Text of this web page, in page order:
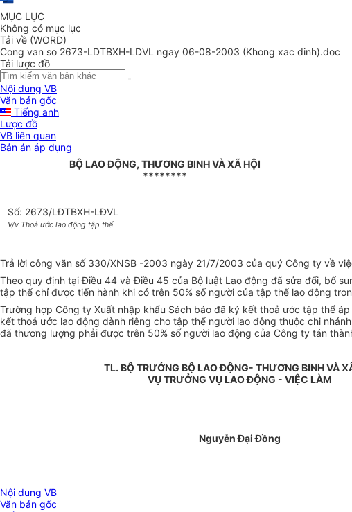
MỤC LỤC
Không có mục lục
Tải về (WORD)
Cong van so 2673-LDTBXH-LDVL ngay 06-08-2003 (Khong xac dinh).doc
Tải lược đồ
Nội dung VB
Văn bản gốc
Tiếng anh
Lược đồ
VB liên quan
Bản án áp dụng
BỘ LAO ĐỘNG, THƯƠNG BINH VÀ XÃ HỘI
********
Số: 2673/LĐTBXH-LĐVL
V/v Thoả ước lao động tập thể
Trả lời công văn số 330/XNSB -2003 ngày 21/7/2003 của quý Công ty về
Theo quy định tại Điều 44 và Điều 45 của Bộ luật Lao động đã sửa đổi, bổ
tập thể chỉ được tiến hành khi có trên 50% số người của tập thể lao động
Trường hợp Công ty Xuất nhập khẩu Sách báo đã ký kết thoả ước tập thể
kết thoả ước lao động dành riêng cho tập thể người lao đông thuộc chi
đã thương lượng phải được trên 50% số người lao động của Công ty tán
TL. BỘ TRƯỞNG BỘ LAO ĐỘNG- THƯƠNG BINH VÀ
VỤ TRƯỞNG VỤ LAO ĐỘNG - VIỆC LÀM
Nguyễn Đại Đồng
Nội dung VB
Văn bản gốc